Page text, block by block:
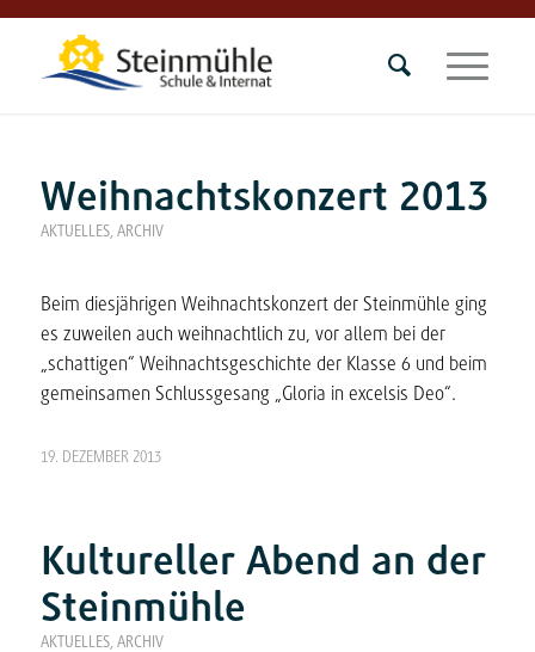
Weihnachtskonzert 2013
AKTUELLES, ARCHIV
Beim diesjährigen Weihnachtskonzert der Steinmühle ging
es zuweilen auch weihnachtlich zu, vor allem bei der
„schattigen“ Weihnachtsgeschichte der Klasse 6 und beim
gemeinsamen Schlussgesang „Gloria in excelsis Deo“.
19. DEZEMBER 2013
Kultureller Abend an der
Steinmühle
AKTUELLES, ARCHIV